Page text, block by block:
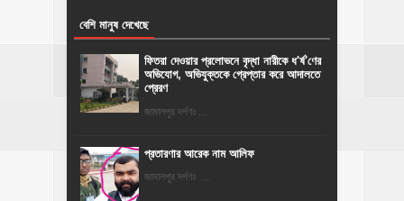
বেশি মানুষ দেখেছে
ফিতরা দেওয়ার প্রলোভনে বৃদ্ধা নারীকে ধ'র্ষ'ণের
অভিযোগ, অভিযুক্তকে গ্রেপ্তার করে আদালতে
প্রেরণ
জামালপুর দর্পণঃ ...
প্রতারণার আরেক নাম আলিফ
জামালপুর দর্পণঃ ...